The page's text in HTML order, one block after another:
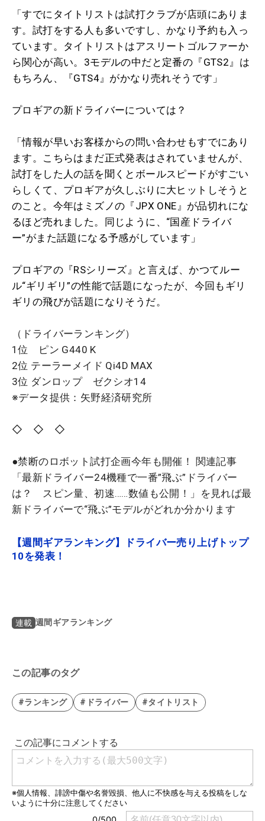
「すでにタイトリストは試打クラブが店頭にありま
す。試打をする人も多いですし、かなり予約も入っ
ています。タイトリストはアスリートゴルファーか
ら関心が高い。3モデルの中だと定番の『GTS2』は
もちろん、『GTS4』がかなり売れそうです」
プロギアの新ドライバーについては？
「情報が早いお客様からの問い合わせもすでにあり
ます。こちらはまだ正式発表はされていませんが、
試打をした人の話を聞くとボールスピードがすごい
らしくて、プロギアが久しぶりに大ヒットしそうと
のこと。今年はミズノの『JPX ONE』が品切れにな
るほど売れました。同じように、“国産ドライバ
ー”がまた話題になる予感がしています」
プロギアの『RSシリーズ』と言えば、かつてルー
ル“ギリギリ”の性能で話題になったが、今回もギリ
ギリの飛びが話題になりそうだ。
（ドライバーランキング）
1位 ピン G440 K
2位 テーラーメイド Qi4D MAX
3位 ダンロップ ゼクシオ14
※データ提供：矢野経済研究所
◇ ◇ ◇
●禁断のロボット試打企画今年も開催！ 関連記事
「最新ドライバー24機種で一番”飛ぶ”ドライバー
は？ スピン量、初速……数値も公開！」を見れば最
新ドライバーで“飛ぶ”モデルがどれか分かります
【週間ギアランキング】ドライバー売り上げトップ
10を発表！
連載 週間ギアランキング
この記事のタグ
#ランキング #ドライバー #タイトリスト